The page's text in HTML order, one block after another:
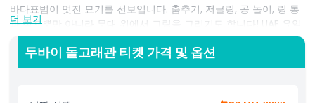
바다표범이 멋진 묘기를 선보입니다. 춤추기, 저글링, 공 놀이, 링 통
과 점프뿐만 아니라 무대 위에서 그림을 그리기도 합니다! UAE 유일
의 이국적인 새 쇼인 크릭 공원 새 쇼를 체험하세요. 마코앵무, 앵무
새, 뿔부리새, 투칸을 포함한 20여 종의 다채로운 새들이 머리 위로
날아다니며 놀라운 묘기를 보여 줍니다. 새들이 생각보다 더 똑똑하
플래닛에서 장엄한 돌고래 수영 체험을 해보세요. 깊은 물에서 돌고
더 보기
두바이 돌고래관 티켓 가격 및 옵션